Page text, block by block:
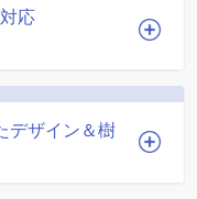
応
デザイン＆樹